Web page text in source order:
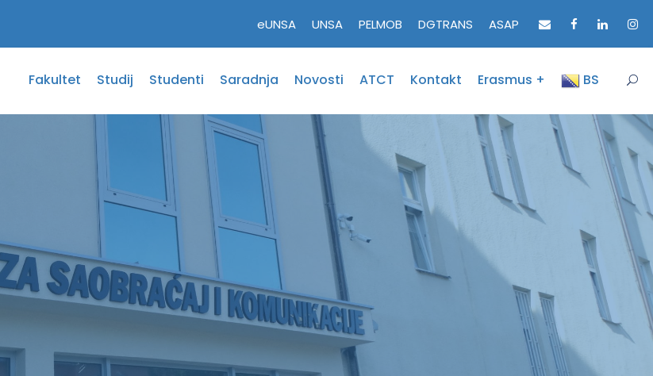
eUNSA UNSA PELMOB DGTRANS ASAP
Fakultet Studij Studenti Saradnja Novosti ATCT Kontakt Erasmus + BS